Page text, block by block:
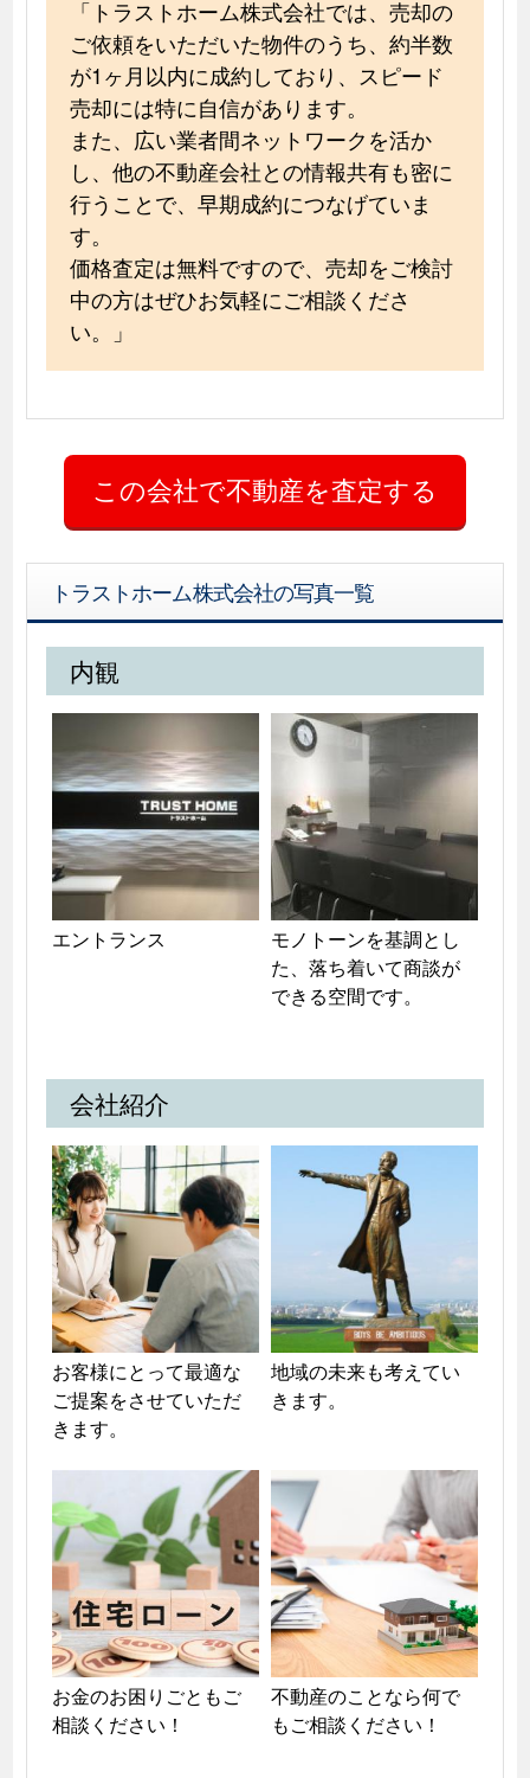
「トラストホーム株式会社では、売却の
ご依頼をいただいた物件のうち、約半数
が1ヶ月以内に成約しており、スピード
売却には特に自信があります。
また、広い業者間ネットワークを活か
し、他の不動産会社との情報共有も密に
行うことで、早期成約につなげていま
す。
価格査定は無料ですので、売却をご検討
中の方はぜひお気軽にご相談くださ
い。」
トラストホーム株式会社の写真一覧
内観
エントランス
モノトーンを基調とし
た、落ち着いて商談が
できる空間です。
会社紹介
お客様にとって最適な
ご提案をさせていただ
きます。
地域の未来も考えてい
きます。
お金のお困りごともご
相談ください！
不動産のことなら何で
もご相談ください！